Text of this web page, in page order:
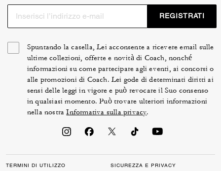
REGISTRATI
Spuntando la casella, Lei acconsente a ricevere email sulle
ultime collezioni, offerte e novità di Coach, nonché
informazioni su come partecipare agli eventi, ai concorsi o
alle promozioni di Coach. Lei gode di determinati diritti ai
sensi delle leggi in vigore e può revocare il Suo consenso
in qualsiasi momento. Può trovare ulteriori informazioni
nella nostraInformativa sulla privacy.
TERMINI DI UTILIZZO SICUREZZA E PRIVACY